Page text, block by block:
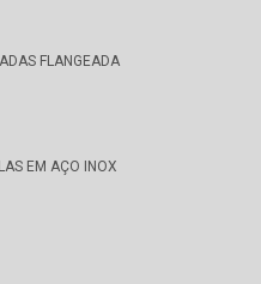
FLANGEADA
EM AÇO INOX